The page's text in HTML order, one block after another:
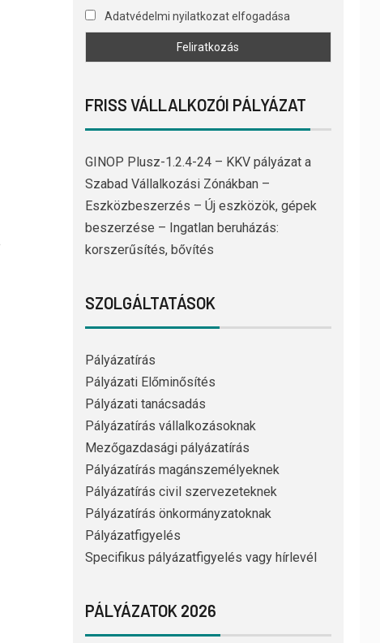
Adatvédelmi nyilatkozat elfogadása
FRISS VÁLLALKOZÓI PÁLYÁZAT
GINOP Plusz-1.2.4-24 – KKV pályázat a
Szabad Vállalkozási Zónákban –
Eszközbeszerzés – Új eszközök, gépek
beszerzése – Ingatlan beruházás:
korszerűsítés, bővítés
SZOLGÁLTATÁSOK
Pályázatírás
Pályázati Előminősítés
Pályázati tanácsadás
Pályázatírás vállalkozásoknak
Mezőgazdasági pályázatírás
Pályázatírás magánszemélyeknek
Pályázatírás civil szervezeteknek
Pályázatírás önkormányzatoknak
Pályázatfigyelés
Specifikus pályázatfigyelés vagy hírlevél
PÁLYÁZATOK 2026